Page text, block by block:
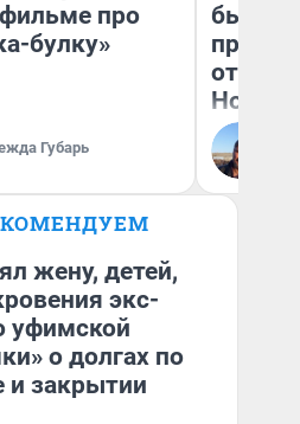
про
булку»
Губарь
бьет
отзыв
Нолана
жену, детей,
экс-
уфимской
о долгах по
и закрытии